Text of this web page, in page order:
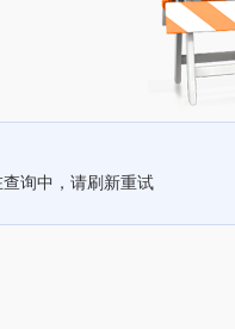
查询中，请刷新重试